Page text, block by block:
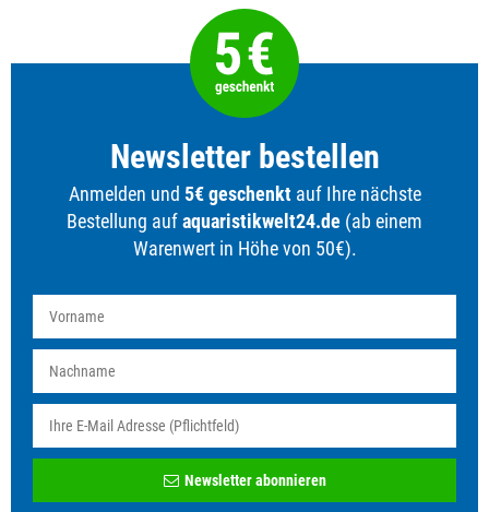
Newsletter bestellen
Anmelden und 5€ geschenktauf Ihre nächste
Bestellung aufaquaristikwelt24.de (ab einem
Warenwert in Höhe von 50€).
Honig
Newsletter abonnieren